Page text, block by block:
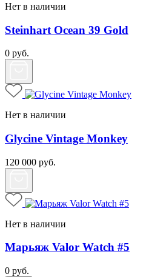
Нет в наличии
Steinhart Ocean 39 Gold
0 руб.
Нет в наличии
Glycine Vintage Monkey
120 000 руб.
Нет в наличии
Марьяж Valor Watch #5
0 руб.